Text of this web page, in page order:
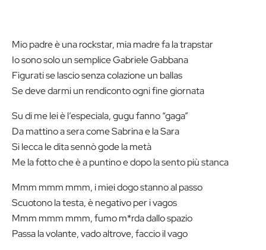
Mio padre è una rockstar, mia madre fa la trapstar
Io sono solo un semplice Gabriele Gabbana
Figurati se lascio senza colazione un ballas
Se deve darmi un rendiconto ogni fine giornata
Su di me lei è l’especiala, gugu fanno “gaga”
Da mattino a sera come Sabrina e la Sara
Si lecca le dita sennò gode la metà
Me la fotto che è a puntino e dopo la sento più stanca
Mmm mmm mmm, i miei dogo stanno al passo
Scuotono la testa, è negativo per i vagos
Mmm mmm mmm, fumo m*rda dallo spazio
Passa la volante, vado altrove, faccio il vago